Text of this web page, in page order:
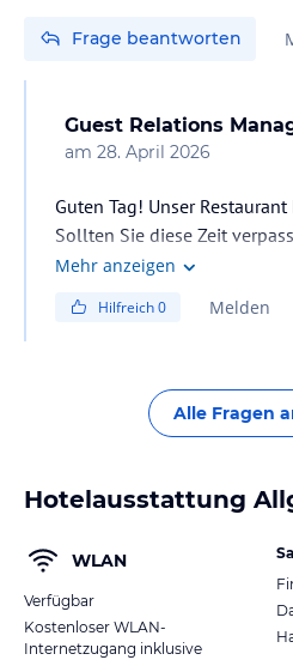
Frage beantworten
Guest Relations
am 28. April 2026
Guten Tag! Unser
Sollten Sie diese Zeit
23:00 Uhr ein kaltes Buffet
Reservierungsnummer mit.
Mehr anzeigen
Hilfreich0 Melden
Alle Fragen
Hotelausstattung
WLAN
Verfügbar
Kostenloser WLAN-
Internetzugang inklusive